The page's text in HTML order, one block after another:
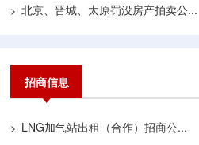
> 北京、晋城、太原罚没房产拍卖公...
招商信息
> LNG加气站出租（合作）招商公...